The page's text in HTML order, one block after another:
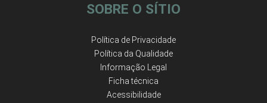
SOBRE O SÍTIO
Política de Privacidade
Política da Qualidade
Informação Legal
Ficha técnica
Acessibilidade